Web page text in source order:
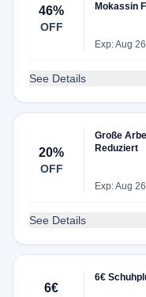
46%
OFF
Mokassin
Exp: Aug
See Details
20%
OFF
Große
Reduziert
Exp: Aug
See Details
6€
6€